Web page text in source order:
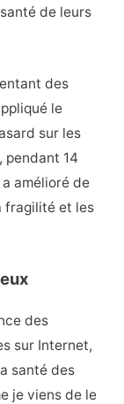
de leurs
des
le
sur les
pendant 14
amélioré de
fragilité et les
des
sur Internet,
santé des
je viens de le